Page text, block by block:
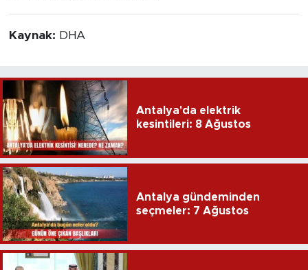
Kaynak: DHA
Antalya'da elektrik
kesintileri: 8 Ağustos
Antalya gündeminden
seçmeler: 7 Ağustos